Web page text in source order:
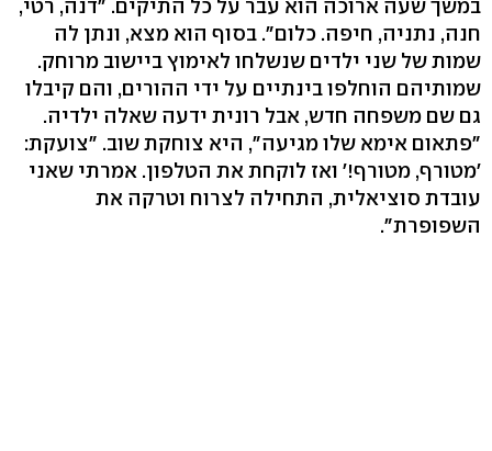
במשך שעה ארוכה הוא עבר על כל התיקים. "דנה, רטי,
חנה, נתניה, חיפה. כלום". בסוף הוא מצא, ונתן לה
שמות של שני ילדים שנשלחו לאימוץ ביישוב מרוחק.
שמותיהם הוחלפו בינתיים על ידי ההורים, והם קיבלו
גם שם משפחה חדש, אבל רונית ידעה שאלה ילדיה.
"פתאום אימא שלו מגיעה", היא צוחקת שוב. "צועקת:
'מטורף, מטורף!' ואז לוקחת את הטלפון. אמרתי שאני
עובדת סוציאלית, התחילה לצרוח וטרקה את
השפופרת".